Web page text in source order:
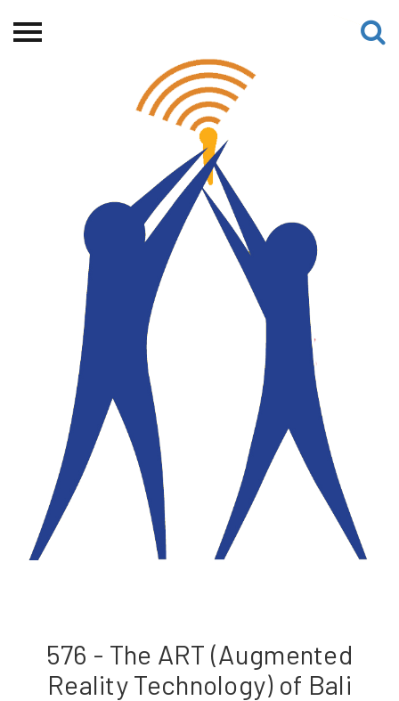
Beranda
Blog CME
Proyek Terdahulu
Kredit Web-site
576 - The ART (Augmented
Reality Technology) of Bali